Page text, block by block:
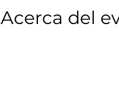
Acerca del